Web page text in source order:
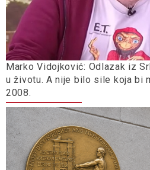
Marko Vidojković: Odlazak iz
u životu. A nije bilo sile koja bi
2008.